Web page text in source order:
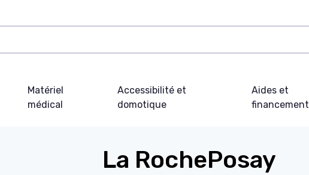
Matériel
médical
Accessibilité et
domotique
Aides et
financement
La RochePosay